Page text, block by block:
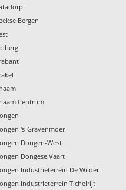
Bergen
Centrum
's-Gravenmoer
Dongen-West
Dongese Vaart
Industrieterrein De Wildert
Industrieterrein Tichelrijt